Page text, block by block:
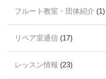
フルート教室・団体紹介 (1)
リペア室通信 (17)
レッスン情報 (23)